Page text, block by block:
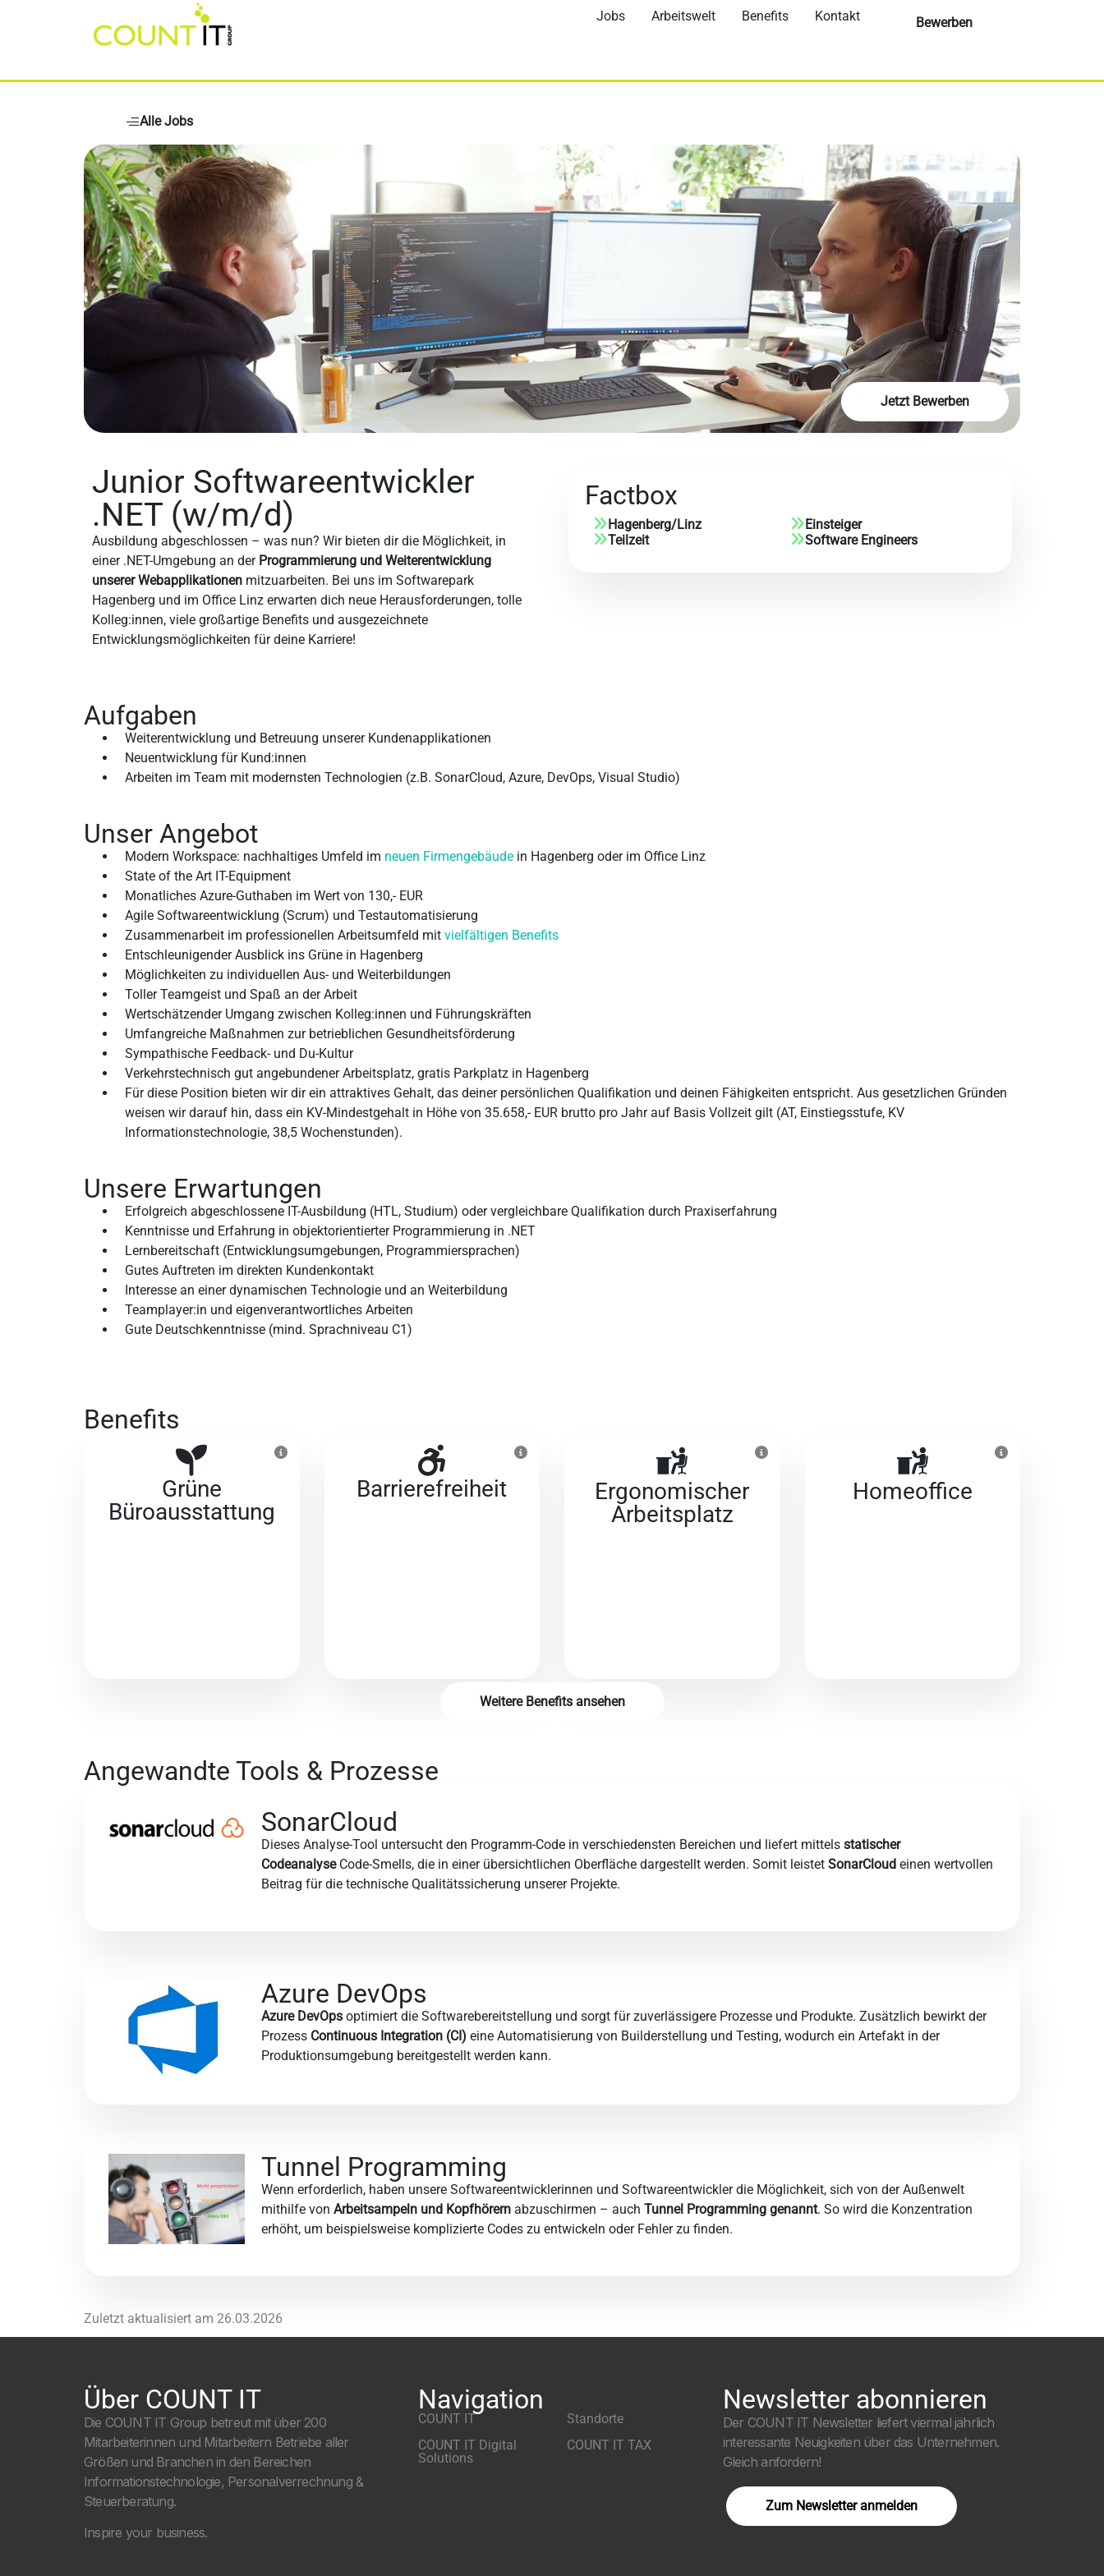
Jobs Arbeitswelt Benefits Kontakt Bewerben
Jetzt Bewerben
Alle Jobs
Junior Softwareentwickler
.NET (w/m/d)
Ausbildung abgeschlossen – was nun? Wir bieten dir die Möglichkeit, in
einer .NET-Umgebung an der Programmierung und Weiterentwicklung
unserer Webapplikationen mitzuarbeiten. Bei uns im Softwarepark
Hagenberg und im Office Linz erwarten dich neue Herausforderungen, tolle
Kolleg:innen, viele großartige Benefits und ausgezeichnete
Entwicklungsmöglichkeiten für deine Karriere!
Factbox
Hagenberg/Linz
Einsteiger
Teilzeit
Software Engineers
Aufgaben
Weiterentwicklung und Betreuung unserer Kundenapplikationen
Neuentwicklung für Kund:innen
Arbeiten im Team mit modernsten Technologien (z.B. SonarCloud, Azure, DevOps, Visual Studio)
Unser Angebot
Modern Workspace: nachhaltiges Umfeld im neuen Firmengebäude in Hagenberg oder im Office Linz
State of the Art IT-Equipment
Monatliches Azure-Guthaben im Wert von 130,- EUR
Agile Softwareentwicklung (Scrum) und Testautomatisierung
Zusammenarbeit im professionellen Arbeitsumfeld mit vielfältigen Benefits
Entschleunigender Ausblick ins Grüne in Hagenberg
Möglichkeiten zu individuellen Aus- und Weiterbildungen
Toller Teamgeist und Spaß an der Arbeit
Wertschätzender Umgang zwischen Kolleg:innen und Führungskräften
Umfangreiche Maßnahmen zur betrieblichen Gesundheitsförderung
Sympathische Feedback- und Du-Kultur
Verkehrstechnisch gut angebundener Arbeitsplatz, gratis Parkplatz in Hagenberg
Für diese Position bieten wir dir ein attraktives Gehalt, das deiner persönlichen Qualifikation und deinen Fähigkeiten entspricht. Aus gesetzlichen Gründen
weisen wir darauf hin, dass ein KV-Mindestgehalt in Höhe von 35.658,- EUR brutto pro Jahr auf Basis Vollzeit gilt (AT, Einstiegsstufe, KV
Informationstechnologie, 38,5 Wochenstunden).
Unsere Erwartungen
Erfolgreich abgeschlossene IT-Ausbildung (HTL, Studium) oder vergleichbare Qualifikation durch Praxiserfahrung
Kenntnisse und Erfahrung in objektorientierter Programmierung in .NET
Lernbereitschaft (Entwicklungsumgebungen, Programmiersprachen)
Gutes Auftreten im direkten Kundenkontakt
Interesse an einer dynamischen Technologie und an Weiterbildung
Teamplayer:in und eigenverantwortliches Arbeiten
Gute Deutschkenntnisse (mind. Sprachniveau C1)
Benefits
Grüne
Büroausstattung
Barriere­freiheit
Ergonomischer
Arbeitsplatz
Homeoffice
Weitere Benefits ansehen
Angewandte Tools & Prozesse
SonarCloud
Dieses Analyse-Tool untersucht den Programm-Code in verschiedensten Bereichen und liefert mittels statischer
CodeanalyseCode-Smells, die in einer übersichtlichen Oberfläche dargestellt werden. Somit leistet SonarCloudeinen wertvollen
Beitrag für die technische Qualitätssicherung unserer Projekte.
Azure DevOps
Azure DevOpsoptimiert die Softwarebereitstellung und sorgt für zuverlässigere Prozesse und Produkte. Zusätzlich bewirkt der
Prozess Continuous Integration (CI) eine Automatisierung von Builderstellung und Testing, wodurch ein Artefakt in der
Produktionsumgebung bereitgestellt werden kann.
Tunnel Programming
Wenn erforderlich, haben unsere Softwareentwicklerinnen und Softwareentwickler die Möglichkeit, sich von der Außenwelt
mithilfe von Arbeitsampeln und Kopfhörernabzuschirmen – auch Tunnel Programming genannt. So wird die Konzentration
erhöht, um beispielsweise komplizierte Codes zu entwickeln oder Fehler zu finden.
Zuletzt aktualisiert am 26.03.2026
Über COUNT IT
Die COUNT IT Group betreut mit über 200
Mitarbeiterinnen und Mitarbeitern Betriebe aller
Größen und Branchen in den Bereichen
Informationstechnologie, Personalverrechnung &
Steuerberatung.
Inspire your business.
Navigation
COUNT IT
Standorte
COUNT IT Digital
Solutions
COUNT IT TAX
Newsletter abonnieren
Der COUNT IT Newsletter liefert viermal jährlich
interessante Neuigkeiten über das Unternehmen.
Gleich anfordern!
Zum Newsletter anmelden